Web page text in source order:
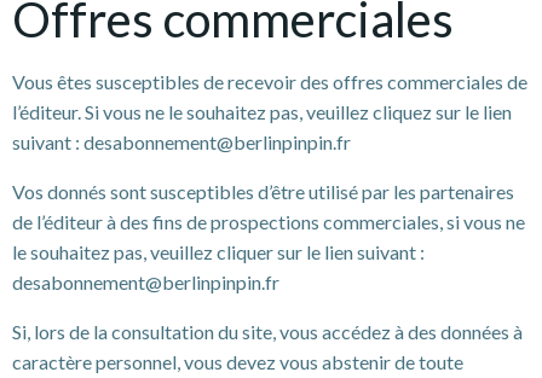
Offres commerciales
Vous êtes susceptibles de recevoir des offres commerciales de
l’éditeur. Si vous ne le souhaitez pas, veuillez cliquez sur le lien
suivant : desabonnement@berlinpinpin.fr
Vos donnés sont susceptibles d’être utilisé par les partenaires
de l’éditeur à des fins de prospections commerciales, si vous ne
le souhaitez pas, veuillez cliquer sur le lien suivant :
desabonnement@berlinpinpin.fr
Si, lors de la consultation du site, vous accédez à des données à
caractère personnel, vous devez vous abstenir de toute